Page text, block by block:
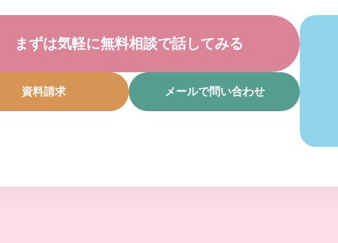
まずは気軽に無料相談で話してみる
資料請求 メールで問い合わせ